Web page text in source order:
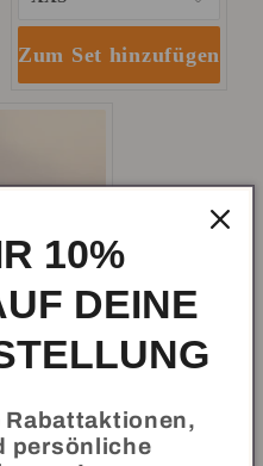
Zum Set hinzufügen
Blanka
10%
DEINE
persönliche